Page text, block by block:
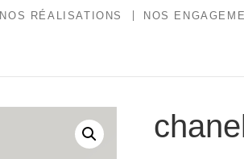
NOS RÉALISATIONS NOS